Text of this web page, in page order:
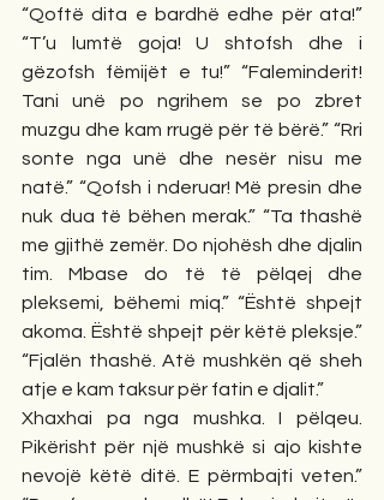
“Qoftë dita e bardhë edhe për ata!”
“T’u lumtë goja! U shtofsh dhe i
gëzofsh fëmijët e tu!” “Faleminderit!
Tani unë po ngrihem se po zbret
muzgu dhe kam rrugë për të bërë.” “Rri
sonte nga unë dhe nesër nisu me
natë.” “Qofsh i nderuar! Më presin dhe
nuk dua të bëhen merak.” “Ta thashë
me gjithë zemër. Do njohësh dhe djalin
tim. Mbase do të të pëlqej dhe
pleksemi, bëhemi miq.” “Është shpejt
akoma. Është shpejt për këtë pleksje.”
“Fjalën thashë. Atë mushkën që sheh
atje e kam taksur për fatin e djalit.”
Xhaxhai pa nga mushka. I pëlqeu.
Pikërisht për një mushkë si ajo kishte
nevojë këtë ditë. E përmbajti veten.”